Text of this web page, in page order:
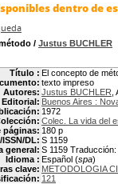
dentro de
/ Justus BUCHLER
Título : El concepto de
texto impreso
Autores: Justus BUCHLER
Editorial: Buenos Aires :
1972
Colec. La vida del
páginas: 180 p
ISSN/DL: S 1159
general: S 1159
Idioma : Español (spa)
clave: METODOLOGIA
121